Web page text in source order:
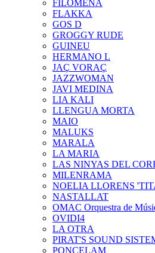
FILOMENA
FLAKKA
GOS D
GROGGY RUDE
GUINEU
HERMANO L
JAÇ VORAÇ
JAZZWOMAN
JAVI MEDINA
LIA KALI
LLENGUA MORTA
MAIO
MALUKS
MARALA
LA MARIA
LAS NINYAS DEL
MILENRAMA
NOELIA LLORENS
NASTALLAT
OMAC Orquestra de
OVIDI4
LA OTRA
PIRAT'S SOUND
PONCELAM